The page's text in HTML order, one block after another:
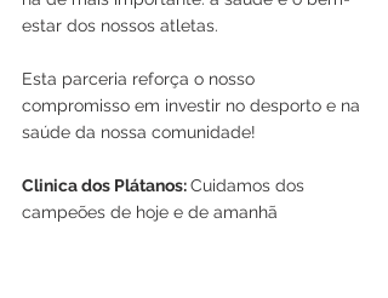
estar dos nossos atletas.
Esta parceria reforça o nosso
compromisso em investir no desporto e na
saúde da nossa comunidade!
Clinica dos Plátanos: Cuidamos dos
campeões de hoje e de amanhã